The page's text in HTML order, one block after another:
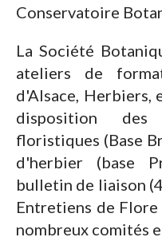
Conservatoire
La Société
ateliers de
d'Alsace, Herbiers,
disposition
floristiques (Base
d'herbier (base
bulletin de liaison
Entretiens de
nombreux comités